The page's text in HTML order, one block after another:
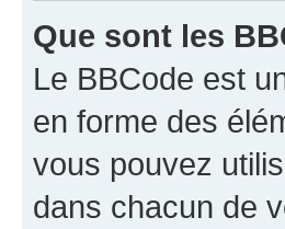
Que sont les
Le BBCode est
en forme des
vous pouvez
dans chacun de